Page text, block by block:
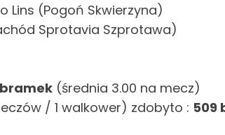
Lins (Pogoń Skwierzyna)
Sprotavia Szprotawa)
(średnia 3.00 na mecz)
/ 1 walkower) zdobyto : 509